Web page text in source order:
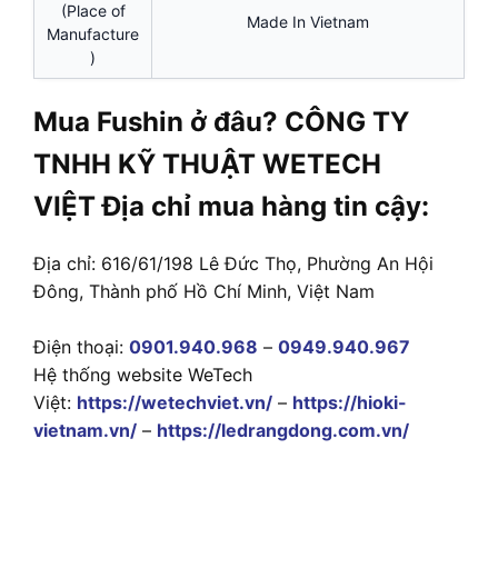
(Place of
Manufacture
)
Made In Vietnam
Mua Fushin ở đâu? CÔNG TY
TNHH KỸ THUẬT WETECH
VIỆT Địa chỉ mua hàng tin cậy:
Địa chỉ: 616/61/198 Lê Đức Thọ, Phường An Hội
Đông, Thành phố Hồ Chí Minh, Việt Nam
Điện thoại: 0901.940.968 – 0949.940.967
Hệ thống website WeTech
Việt: https://wetechviet.vn/ – https://hioki-
vietnam.vn/ – https://ledrangdong.com.vn/